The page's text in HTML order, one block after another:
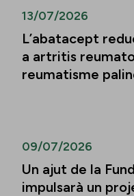
13/07/2026
L’abatacept
a artritis
reumatisme
09/07/2026
Un ajut de la
impulsarà un